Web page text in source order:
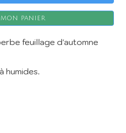
panier
feuillage d'automne
humides.
la Newsletter
mensuelle pour recevoir les